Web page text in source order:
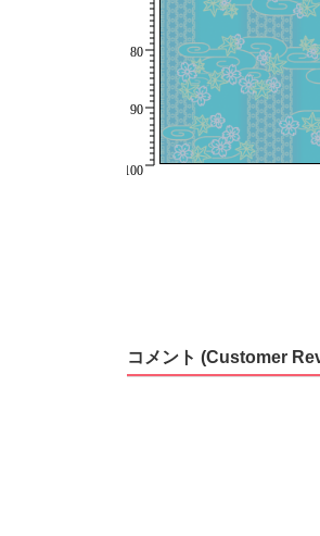
コメント (Customer